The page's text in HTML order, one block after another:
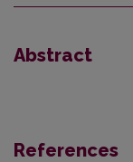
Abstract
References